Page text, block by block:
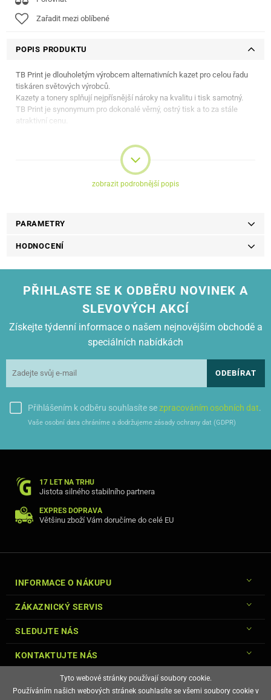
Zařadit mezi oblíbené
POPIS PRODUKTU
TB Print je dlouholetým výrobcem alternativních kazet pro celou řadu
tiskáren světových výrobců.
Kazety a tonery splňují nejpřísnější nároky na kvalitu i tisk samotný.
TB Print je synonymum pro dokonalé věrný, ostrý tisk a to za stále
atraktivní cenu.
Brother DCP-L3510CDW, DCP-L3550CDW, MFC-
zobrazit podrobnější popis
PARAMETRY
HODNOCENÍ
PŘIHLASTE SE K ODBĚRU NOVINEK A
SLEVOVÝCH AKCÍ
Získejte týdenní informace o našem nejnovějším obchodě a
speciálních nabídkách
ODEBÍRAT
Přihlášením k odběru souhlasíte sezpracováním osobních dat.
Vaše osobní data chráníme a dodržujeme zásady ochrany dat (GDPR)
17 LET NA TRHU
Jistota silného stabilního partnera
EXPRES DOPRAVA
Většinu zboží Vám doručíme do celé EU
INFORMACE O NÁKUPU
ZÁKAZNICKÝ SERVIS
SLEDUJTE NÁS
KONTAKTUJTE NÁS
Tyto webové stránky používají soubory cookie.
Používáním našich webových stránek souhlasíte se všemi soubory cookie v